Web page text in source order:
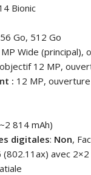
Bionic
Go, 512 Go
Wide
12 MP,
: 12 MP,
814 mAh)
digitales: Non,
(802.11ax) avec